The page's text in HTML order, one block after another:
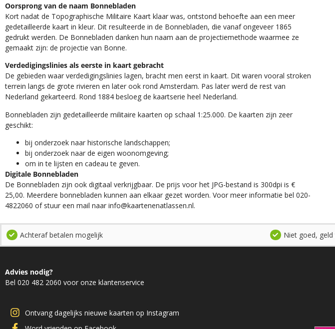
Oorsprong van de naam Bonnebladen
Kort nadat de Topographische Militaire Kaart klaar was, ontstond behoefte aan een meer
gedetailleerde kaart in kleur. Dit resulteerde in de Bonnebladen, die vanaf ongeveer 1865
gedrukt werden. De Bonnebladen danken hun naam aan de projectiemethode waarmee ze
gemaakt zijn: de projectie van Bonne.
Verdedigingslinies als eerste in kaart gebracht
De gebieden waar verdedigingslinies lagen, bracht men eerst in kaart. Dit waren vooral stroken
terrein langs de grote rivieren en later ook rond Amsterdam. Pas later werd de rest van
Nederland gekarteerd. Rond 1884 besloeg de kaartserie heel Nederland.
Bonnebladen zijn gedetailleerde militaire kaarten op schaal 1:25.000. De kaarten zijn zeer
geschikt:​
​bij onderzoek naar historische landschappen;
bij onderzoek naar de eigen woonomgeving;
om in te lijsten en cadeau te geven.
Digitale Bonnebladen
De Bonnebladen zijn ook digitaal verkrijgbaar. De prijs voor het JPG-bestand is 300dpi is €
25,00. Meerdere bonnebladen kunnen aan elkaar gezet worden. Voor meer informatie bel 020-
4822060 of stuur een mail naar info@kaartenenatlassen.nl.
Achteraf betalen mogelijk Niet goed,
Advies nodig?
Bel 020 482 2060 voor onze klantenservice
Ontvang dagelijks nieuwe kaarten op Instagram